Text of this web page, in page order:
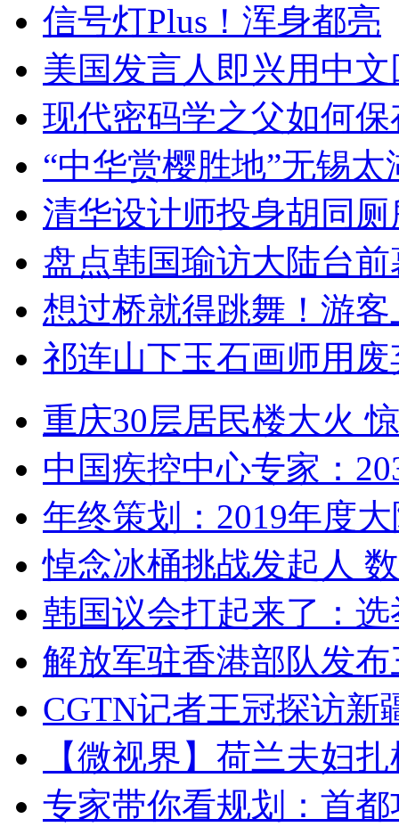
信号灯Plus！浑身都亮
美国发言人即兴用中
现代密码学之父如何
“中华赏樱胜地”无锡
清华设计师投身胡同
盘点韩国瑜访大陆台
想过桥就得跳舞！游客
祁连山下玉石画师用
重庆30层居民楼大火
中国疾控中心专家：
年终策划：2019年度
悼念冰桶挑战发起人
韩国议会打起来了：
解放军驻香港部队发
CGTN记者王冠探访新
【微视界】荷兰夫妇
专家带你看规划：首